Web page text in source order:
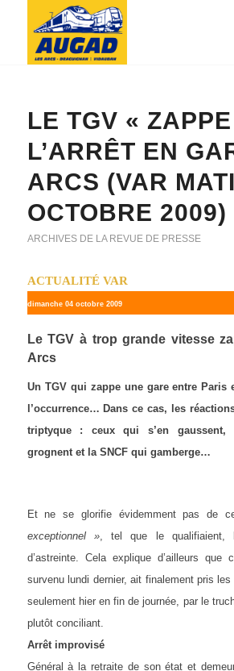
LE TGV «
L’ARRÊT EN
ARCS (VAR
OCTOBRE 2009)
ARCHIVES DE LA REVUE DE PRESSE
ACTUALITÉ VAR
dimanche 04 octobre 2009
Le TGV à trop grande vitesse
Arcs
Un TGV qui zappe une gare entre Paris
l’occurrence… Dans ce cas, les
triptyque : ceux qui s’en gaussent,
grognent et la SNCF qui gamberge…
Et ne se glorifie évidemment pas de
exceptionnel », tel que le qualifiaient,
d’astreinte. Cela explique d’ailleurs que
survenu lundi dernier, ait finalement pris
seulement hier en fin de journée, par le
plutôt conciliant.
Arrêt improvisé
Général à la retraite de son état et